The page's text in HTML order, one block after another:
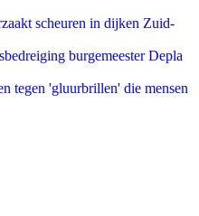
scheuren in dijken Zuid-
burgemeester Depla
tegen 'gluurbrillen' die mensen